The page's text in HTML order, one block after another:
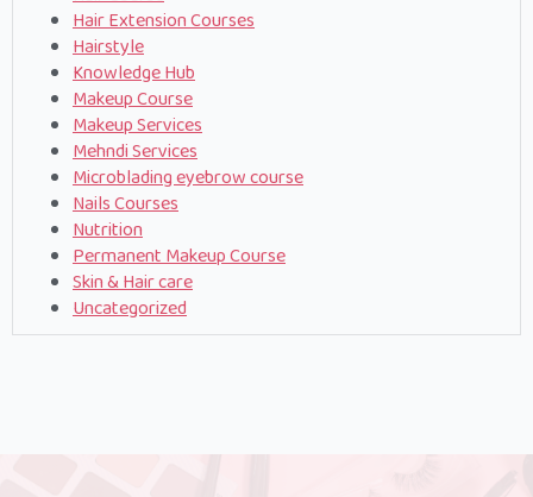
Hair Extension Courses
Hairstyle
Knowledge Hub
Makeup Course
Makeup Services
Mehndi Services
Microblading eyebrow course
Nails Courses
Nutrition
Permanent Makeup Course
Skin & Hair care
Uncategorized